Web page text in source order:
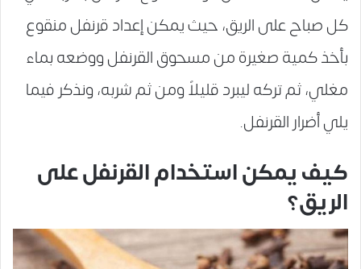
كل صباح على الريق، حيث يمكن إعداد قرنفل منقوع
بأخذ كمية صغيرة من مسحوق القرنفل ووضعه بماء
مغلي، ثم تركه ليبرد قليلاً ومن ثم شربه، ونذكر فيما
يلي أضرار القرنفل.
كيف يمكن استخدام القرنفل على
الريق؟